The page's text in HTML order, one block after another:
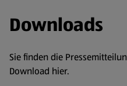
Downloads
Sie finden die
Download hier.